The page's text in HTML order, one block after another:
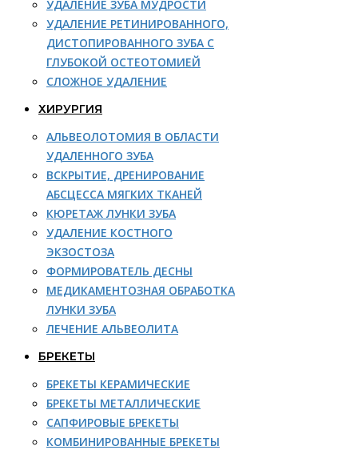
УДАЛЕНИЕ ЗУБА МУДРОСТИ
УДАЛЕНИЕ РЕТИНИРОВАННОГО,
ДИСТОПИРОВАННОГО ЗУБА С
ГЛУБОКОЙ ОСТЕОТОМИЕЙ
СЛОЖНОЕ УДАЛЕНИЕ
ХИРУРГИЯ
АЛЬВЕОЛОТОМИЯ В ОБЛАСТИ
УДАЛЕННОГО ЗУБА
ВСКРЫТИЕ, ДРЕНИРОВАНИЕ
АБСЦЕССА МЯГКИХ ТКАНЕЙ
КЮРЕТАЖ ЛУНКИ ЗУБА
УДАЛЕНИЕ КОСТНОГО
ЭКЗОСТОЗА
ФОРМИРОВАТЕЛЬ ДЕСНЫ
МЕДИКАМЕНТОЗНАЯ ОБРАБОТКА
ЛУНКИ ЗУБА
ЛЕЧЕНИЕ АЛЬВЕОЛИТА
БРЕКЕТЫ
БРЕКЕТЫ КЕРАМИЧЕСКИЕ
БРЕКЕТЫ МЕТАЛЛИЧЕСКИЕ
САПФИРОВЫЕ БРЕКЕТЫ
КОМБИНИРОВАННЫЕ БРЕКЕТЫ